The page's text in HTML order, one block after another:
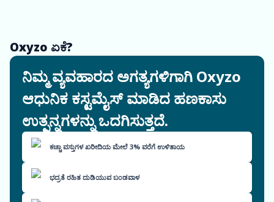
Oxyzo ಏಕೆ?
ನಿಮ್ಮ ವ್ಯವಹಾರದ ಅಗತ್ಯಗಳಿಗಾಗಿ Oxyzo
ಆಧುನಿಕ ಕಸ್ಟಮೈಸ್ ಮಾಡಿದ ಹಣಕಾಸು
ಉತ್ಪನ್ನಗಳನ್ನು ಒದಗಿಸುತ್ತದೆ.
ಕಚ್ಚಾ ವಸ್ತುಗಳ ಖರೀದಿಯ ಮೇಲೆ 3% ವರೆಗೆ ಉಳಿತಾಯ
ಭದ್ರತೆ ರಹಿತ ದುಡಿಯುವ ಬಂಡವಾಳ